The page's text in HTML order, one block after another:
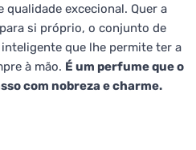
qualidade excecional. Quer a
si próprio, o conjunto de
que lhe permite ter a
à mão. É um perfume que o
com nobreza e charme.